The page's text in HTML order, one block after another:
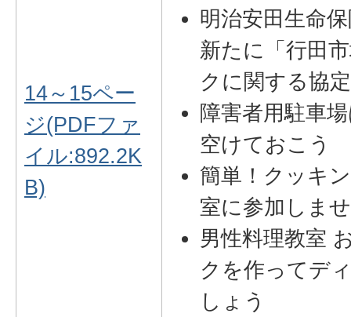
14～15ペー
ジ(PDFファ
イル:892.2K
B)
明治安田生命
新たに「行田
クに関する協
障害者用駐車
空けておこう
簡単！クッキ
室に参加しま
男性料理教室
クを作ってデ
しょう